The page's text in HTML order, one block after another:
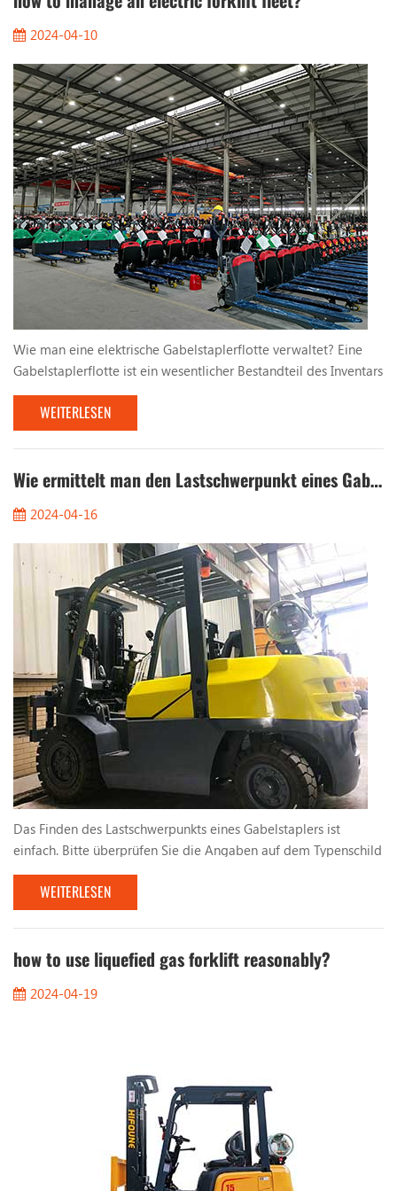
2024-04-10
Wie man eine elektrische Gabelstaplerflotte verwaltet? Eine
Gabelstaplerflotte ist ein wesentlicher Bestandteil des Inventars
an Vermögenswerten eines Unternehmens, insbesondere
elektrische Gabelstapler. Sie verwenden Blei-Säure-Batterien
oder Lithiumbatterien, die effizienter und umweltfreundlicher
sind als herkömmliche Kraftstoffantriebs-Gabelstapler. Für das
Management ist die Sicherstellung, d...
WEITERLESEN
Wie ermittelt man den Lastschwerpunkt eines Gabelstaplers?
2024-04-16
Das Finden des Lastschwerpunkts eines Gabelstaplers ist
einfach. Bitte überprüfen Sie die Angaben auf dem Typenschild
des Gabelstaplers. Darin erfahren Sie: 1. Abstand vom
Lastschwerpunkt 2. Vertikaler Mast 3. Neigung nach rechts 4.
Höhe Wenn Sie Ladungen, wie zum Beispiel Paletten,
gleichmäßig stapeln, liegt der Mittelpunkt der Ladung in der
Mitte der Ladung. Bei einer Last von 1000 mm liegt der ...
WEITERLESEN
how to use liquefied gas forklift reasonably?
2024-04-19